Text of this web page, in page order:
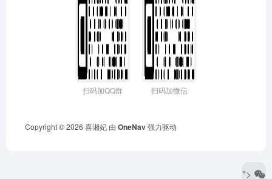
扫码加QQ群 扫码加微信
Copyright © 2026 喜湘妃 由 OneNav强力驱动
">